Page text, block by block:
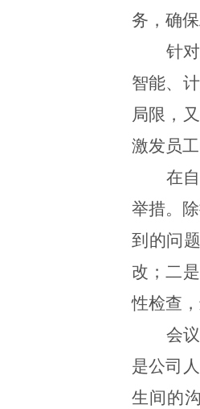
务，确
针
智能、
局限，
激发员
在
举措。
到的问
改；二
性检查
会
是公司
生间的